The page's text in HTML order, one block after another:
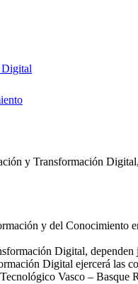
Digital
y Transformación
y del Conocimiento
Digital,
Digital ejercerá las
Vasco – Basque